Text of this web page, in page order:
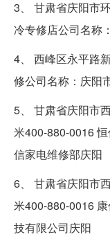
3、 甘肃省庆阳市
冷专修店公司名称
4、 西峰区永平路
修公司名称：庆阳
5、 甘肃省庆阳市
米400-880-0016
信家电维修部庆阳
6、 甘肃省庆阳市
米400-880-0016
技有限公司庆阳